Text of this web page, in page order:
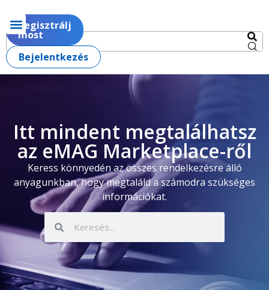
Regisztrálj
most
Bejelentkezés
Itt mindent megtalálhatsz
az eMAG Marketplace-ről
Keress könnyedén az összes rendelkezésre álló
anyagunkban, hogy megtaláld a számodra szükséges
információkat.